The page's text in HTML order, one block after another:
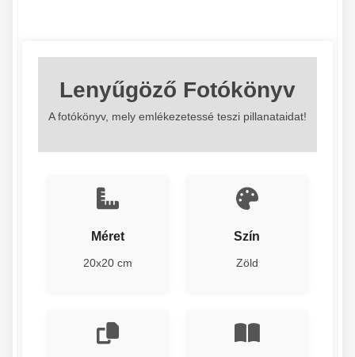
Lenyűgöző Fotókönyv
A fotókönyv, mely emlékezetessé teszi pillanataidat!
Méret
20x20 cm
Szín
Zöld